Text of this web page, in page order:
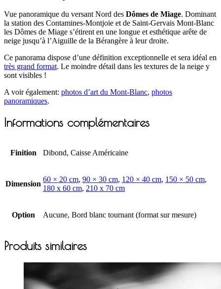
Vue panoramique du versant Nord des Dômes de Miage. Dominant
la station des Contamines-Montjoie et de Saint-Gervais Mont-Blanc
les Dômes de Miage s’étirent en une longue et esthétique arête de
neige jusqu’à l’Aiguille de la Bérangère à leur droite.
Ce panorama dispose d’une définition exceptionnelle et sera idéal en
très grand format. Le moindre détail dans les textures de la neige y
sont visibles !
A voir également: photos d’art du Mont-Blanc, photos
panoramiques.
Informations complémentaires
Finition Dibond, Caisse Américaine
Dimension
60 × 20 cm, 90 × 30 cm, 120 × 40 cm, 150 × 50 cm,
180 x 60 cm, 210 x 70 cm
Option Aucune, Bord blanc tournant (format sur mesure)
Produits similaires